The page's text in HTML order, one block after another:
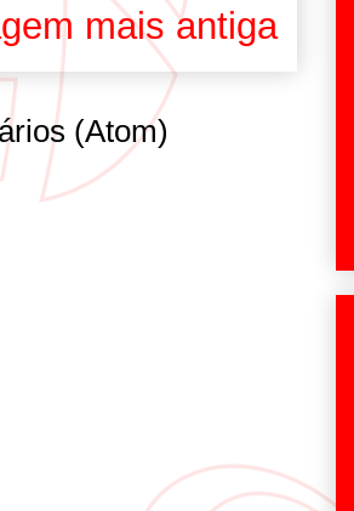
mais antiga
(Atom)